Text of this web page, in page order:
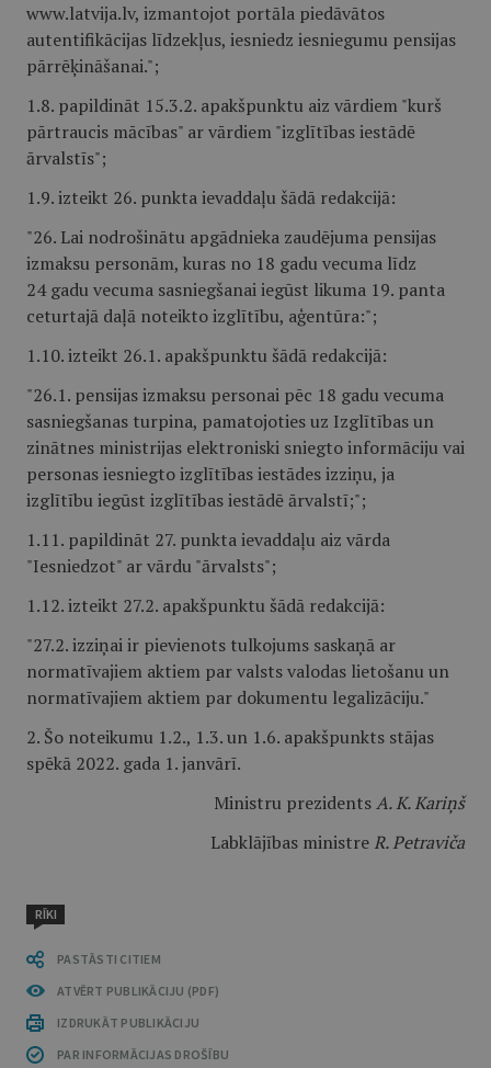
www.latvija.lv, izmantojot portāla piedāvātos
autentifikācijas līdzekļus, iesniedz iesniegumu pensijas
pārrēķināšanai.";
1.8. papildināt 15.3.2. apakšpunktu aiz vārdiem "kurš
pārtraucis mācības" ar vārdiem "izglītības iestādē
ārvalstīs";
1.9. izteikt 26. punkta ievaddaļu šādā redakcijā:
"26. Lai nodrošinātu apgādnieka zaudējuma pensijas
izmaksu personām, kuras no 18 gadu vecuma līdz
24 gadu vecuma sasniegšanai iegūst likuma 19. panta
ceturtajā daļā noteikto izglītību, aģentūra:";
1.10. izteikt 26.1. apakšpunktu šādā redakcijā:
"26.1. pensijas izmaksu personai pēc 18 gadu vecuma
sasniegšanas turpina, pamatojoties uz Izglītības un
zinātnes ministrijas elektroniski sniegto informāciju vai
personas iesniegto izglītības iestādes izziņu, ja
izglītību iegūst izglītības iestādē ārvalstī;";
1.11. papildināt 27. punkta ievaddaļu aiz vārda
"Iesniedzot" ar vārdu "ārvalsts";
1.12. izteikt 27.2. apakšpunktu šādā redakcijā:
"27.2. izziņai ir pievienots tulkojums saskaņā ar
normatīvajiem aktiem par valsts valodas lietošanu un
normatīvajiem aktiem par dokumentu legalizāciju."
2. Šo noteikumu 1.2., 1.3. un 1.6. apakšpunkts stājas
spēkā 2022. gada 1. janvārī.
Ministru prezidentsA. K. Kariņš
Labklājības ministreR. Petraviča
RĪKI
PASTĀSTI CITIEM
ATVĒRT PUBLIKĀCIJU (PDF)
IZDRUKĀT PUBLIKĀCIJU
PAR INFORMĀCIJAS DROŠĪBU